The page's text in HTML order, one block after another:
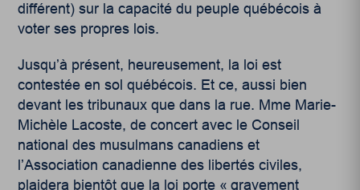
différent) sur la capacité du peuple québécois à
voter ses propres lois.
Jusqu’à présent, heureusement, la loi est
contestée en sol québécois. Et ce, aussi bien
devant les tribunaux que dans la rue. Mme Marie-
Michèle Lacoste, de concert avec le Conseil
national des musulmans canadiens et
l’Association canadienne des libertés civiles,
plaidera bientôt que la loi porte « gravement